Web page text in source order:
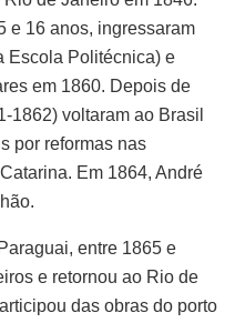
e 16 anos, ingressaram
Escola Politécnica) e
em 1860. Depois de
1862) voltaram ao Brasil
por reformas nas
Em 1864, André
entre 1865 e
e retornou ao Rio de
das obras do porto